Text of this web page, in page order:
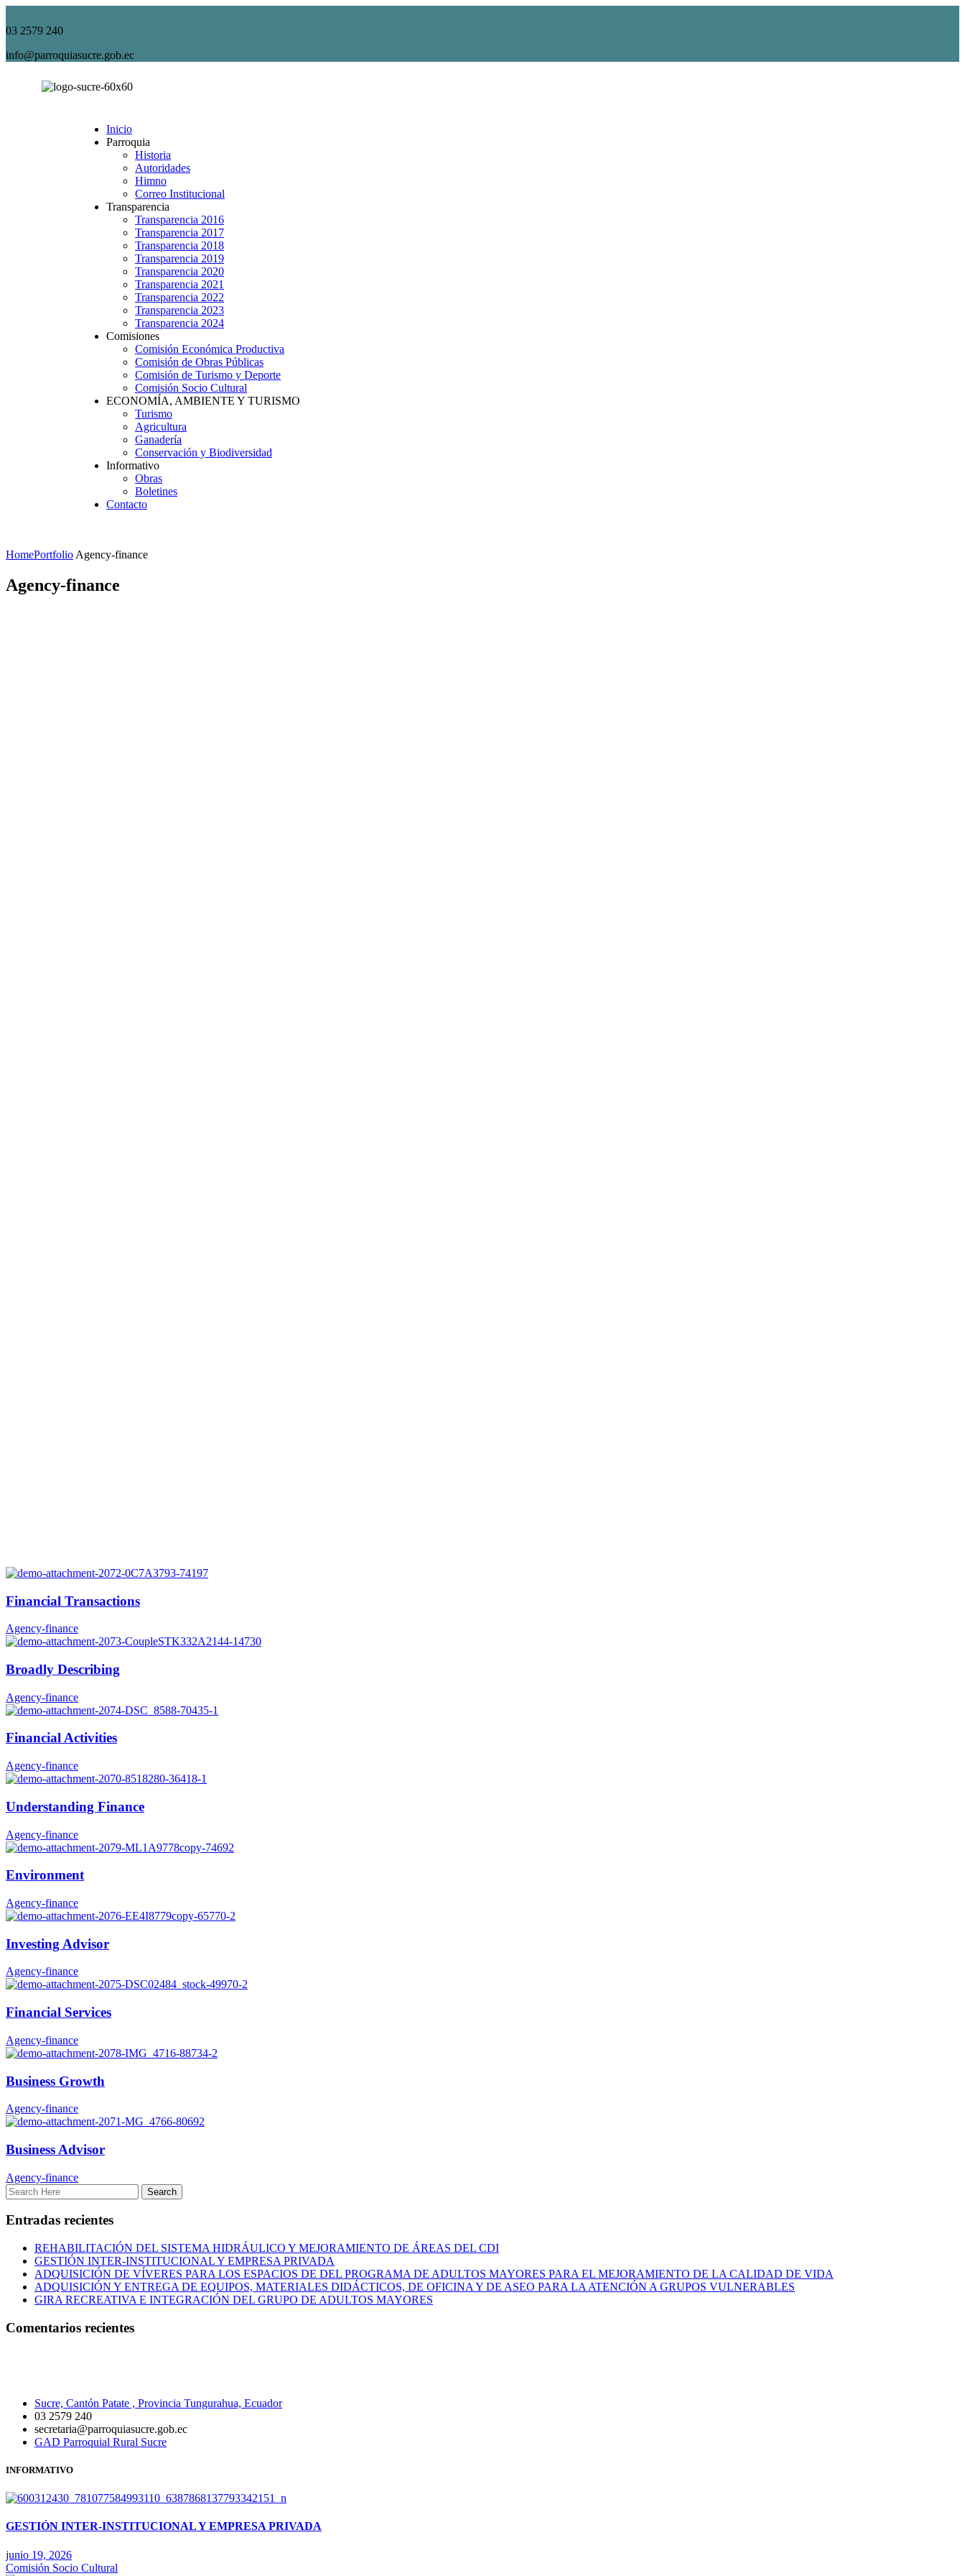
03 2579 240
info@parroquiasucre.gob.ec
Inicio
Parroquia
Historia
Autoridades
Himno
Correo Institucional
Transparencia
Transparencia 2016
Transparencia 2017
Transparencia 2018
Transparencia 2019
Transparencia 2020
Transparencia 2021
Transparencia 2022
Transparencia 2023
Transparencia 2024
Comisiones
Comisión Económica Productiva
Comisión de Obras Públicas
Comisión de Turismo y Deporte
Comisión Socio Cultural
ECONOMÍA, AMBIENTE Y TURISMO
Turismo
Agricultura
Ganadería
Conservación y Biodiversidad
Informativo
Obras
Boletines
Contacto
HomePortfolio Agency-finance
Agency-finance
Financial Transactions
Agency-finance
Broadly Describing
Agency-finance
Financial Activities
Agency-finance
Understanding Finance
Agency-finance
Environment
Agency-finance
Investing Advisor
Agency-finance
Financial Services
Agency-finance
Business Growth
Agency-finance
Business Advisor
Agency-finance
Entradas recientes
REHABILITACIÓN DEL SISTEMA HIDRÁULICO Y MEJORAMIENTO DE ÁREAS DEL CDI
GESTIÓN INTER-INSTITUCIONAL Y EMPRESA PRIVADA
ADQUISICIÓN DE VÍVERES PARA LOS ESPACIOS DE DEL PROGRAMA DE ADULTOS MAYORES PARA EL MEJORAMIENTO DE LA CALIDAD DE VIDA
ADQUISICIÓN Y ENTREGA DE EQUIPOS, MATERIALES DIDÁCTICOS, DE OFICINA Y DE ASEO PARA LA ATENCIÓN A GRUPOS VULNERABLES
GIRA RECREATIVA E INTEGRACIÓN DEL GRUPO DE ADULTOS MAYORES
Comentarios recientes
Sucre, Cantón Patate , Provincia Tungurahua, Ecuador
03 2579 240
secretaria@parroquiasucre.gob.ec
GAD Parroquial Rural Sucre
INFORMATIVO
GESTIÓN INTER-INSTITUCIONAL Y EMPRESA PRIVADA
junio 19, 2026
Comisión Socio Cultural